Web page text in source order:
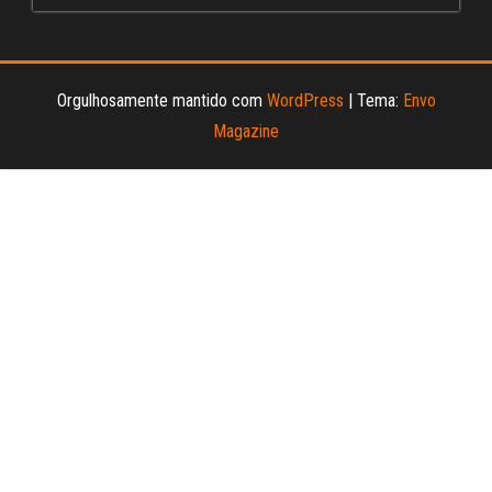
Orgulhosamente mantido com WordPress Tema: Envo
Magazine